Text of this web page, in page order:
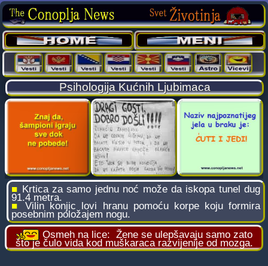
Psihologija Kućnih Ljubimaca
■ Krtica za samo jednu noć može da iskopa tunel dug
91.4 metra.
■ Vilin konjic lovi hranu pomoću korpe koju formira
posebnim položajem nogu.
Osmeh na lice: Žene se ulepšavaju samo zato
što je čulo vida kod muškaraca razvijenije od mozga.